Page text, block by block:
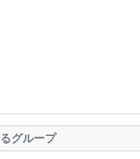
グループ